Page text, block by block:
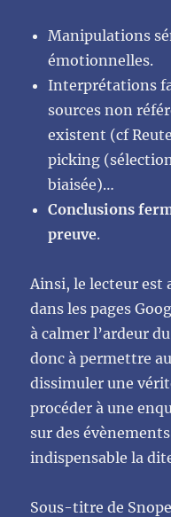
Manipulations
émotionnelles.
Interprétations
sources non
existent (cf
picking
biaisée)…
Conclusions
preuve.
Ainsi, le lecteur est
dans les pages
à calmer l’ardeur
donc à permettre
dissimuler une
procéder à une
sur des
indispensable la
Sous-titre de